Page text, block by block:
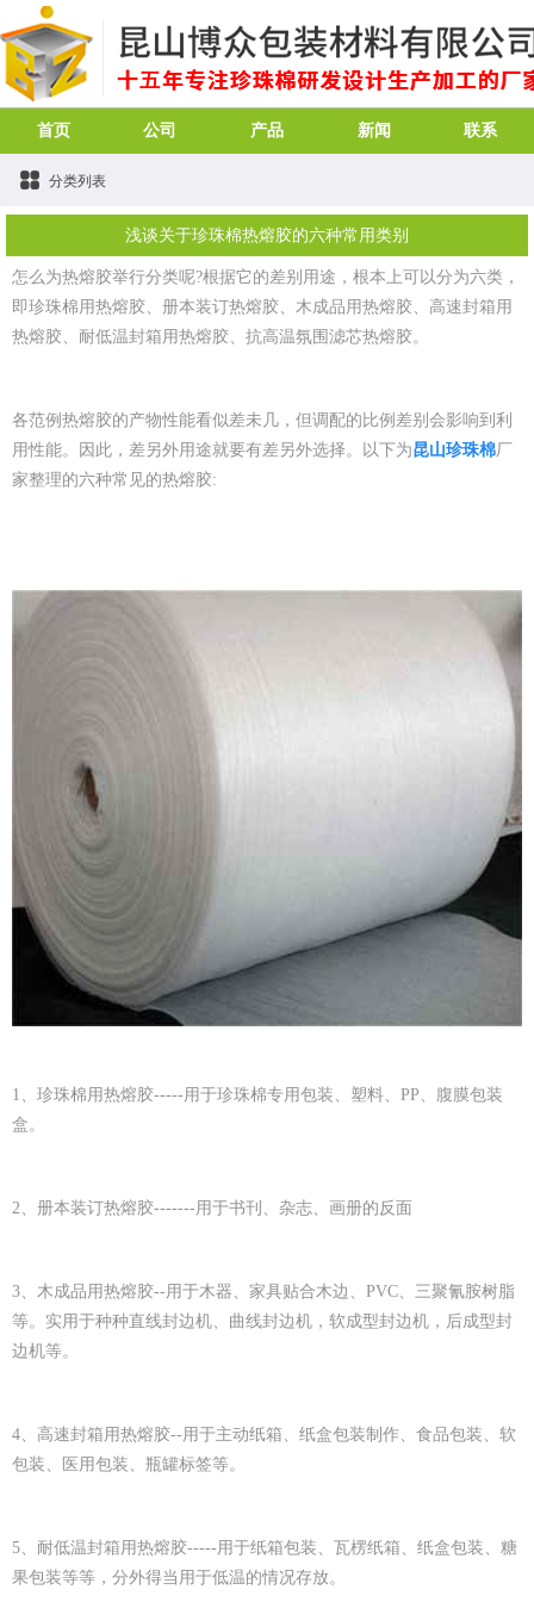
首页 公司 产品 新闻 联系
分类列表
浅谈关于珍珠棉热熔胶的六种常用类别
怎么为热熔胶举行分类呢?根据它的差别用途，根本上可以分为六类，
即珍珠棉用热熔胶、册本装订热熔胶、木成品用热熔胶、高速封箱用
热熔胶、耐低温封箱用热熔胶、抗高温氛围滤芯热熔胶。
各范例热熔胶的产物性能看似差未几，但调配的比例差别会影响到利
用性能。因此，差另外用途就要有差另外选择。以下为昆山珍珠棉厂
家整理的六种常见的热熔胶:
1、珍珠棉用热熔胶-----用于珍珠棉专用包装、塑料、PP、腹膜包装
盒。
2、册本装订热熔胶-------用于书刊、杂志、画册的反面
3、木成品用热熔胶--用于木器、家具贴合木边、PVC、三聚氰胺树脂
等。实用于种种直线封边机、曲线封边机，软成型封边机，后成型封
边机等。
4、高速封箱用热熔胶--用于主动纸箱、纸盒包装制作、食品包装、软
包装、医用包装、瓶罐标签等。
5、耐低温封箱用热熔胶-----用于纸箱包装、瓦楞纸箱、纸盒包装、糖
果包装等等，分外得当用于低温的情况存放。